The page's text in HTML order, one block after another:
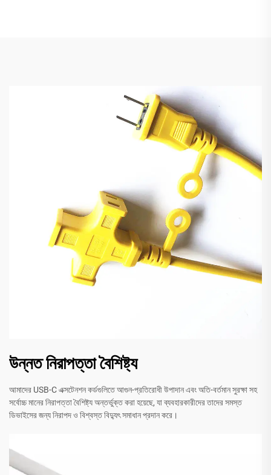
উন্নত নিরাপত্তা বৈশিষ্ট্য
আমাদের USB-C এক্সটেনশন কর্ডগুলিতে আগুন-প্রতিরোধী উপাদান এবং অতি-বর্তমান সুরক্ষা সহ
সর্বোচ্চ মানের নিরাপত্তা বৈশিষ্ট্য অন্তর্ভুক্ত করা হয়েছে, যা ব্যবহারকারীদের তাদের সমস্ত
ডিভাইসের জন্য নিরাপদ ও বিশ্বস্ত বিদ্যুৎ সমাধান প্রদান করে।